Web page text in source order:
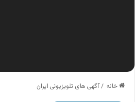
خانه /آگهی های تلویزیونی ایران